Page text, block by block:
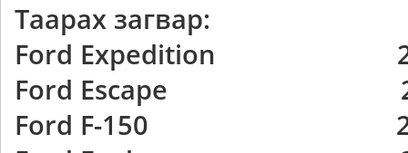
Таарах загвар:
Ford Expedition
Ford Escape
Ford F-150